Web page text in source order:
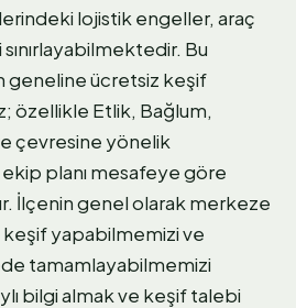
lojistik engeller, araç
Bu
geneline ücretsiz keşif
özellikle Etlik, Bağlum,
çevresine yönelik
planı mesafeye göre
İlçenin genel olarak merkeze
keşif yapabilmemizi ve
tamamlayabilmemizi
bilgi almak ve keşif talebi